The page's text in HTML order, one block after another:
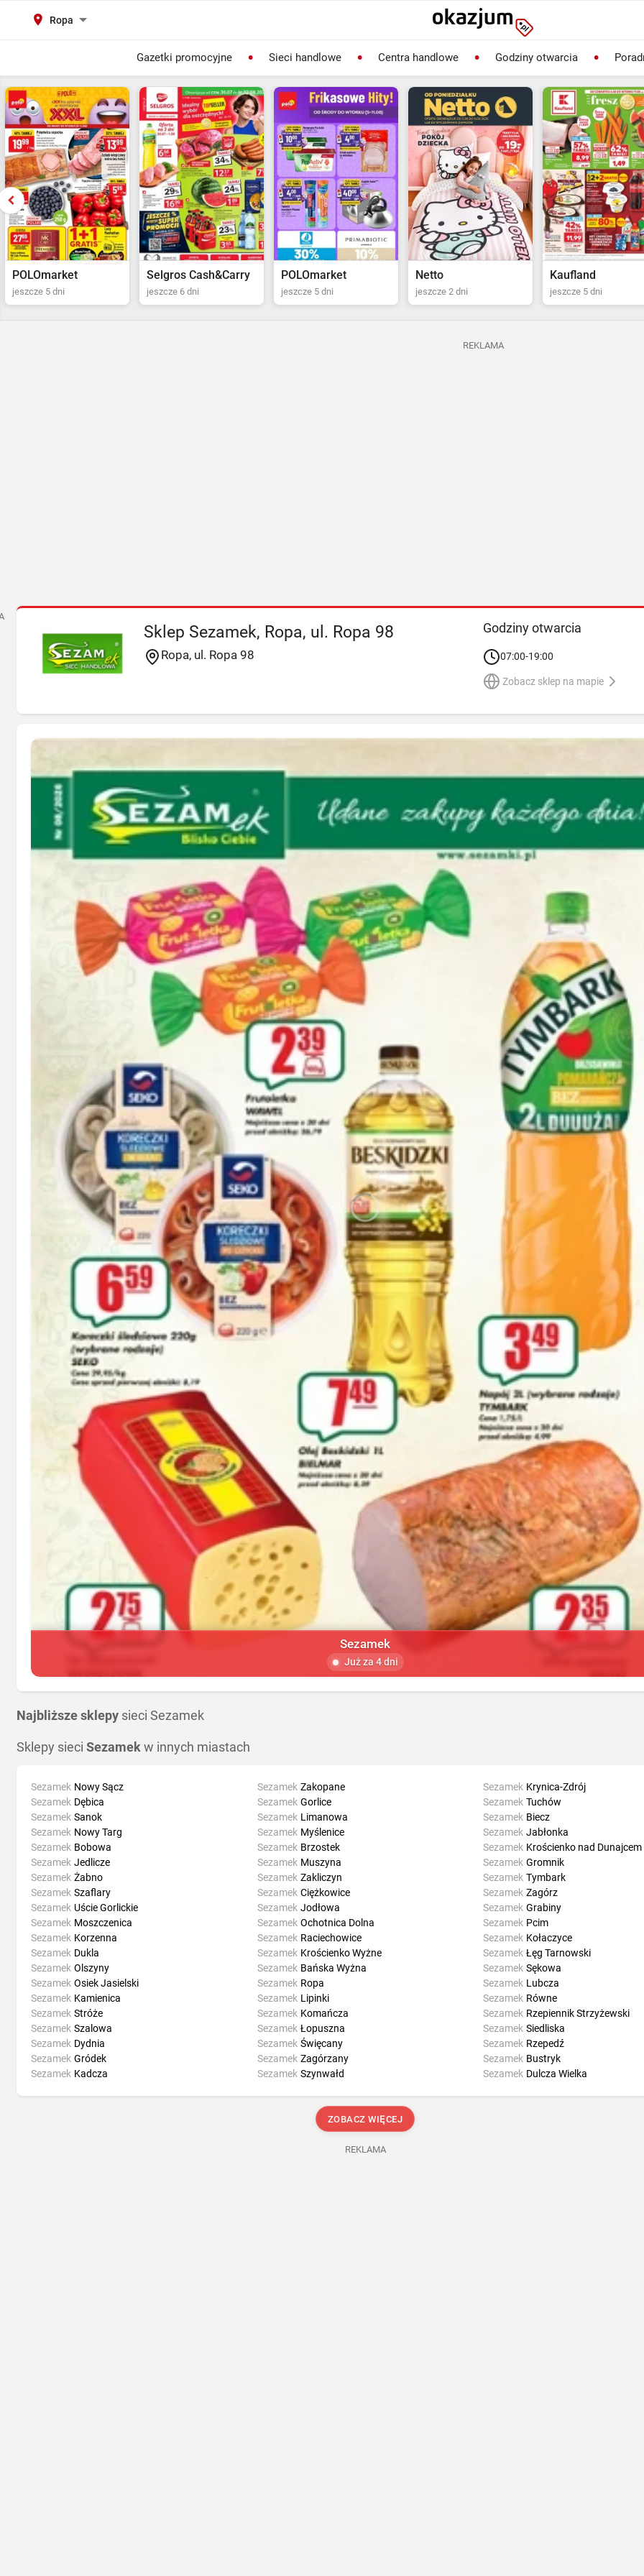
Ropa
Gazetki promocyjne Sieci handlowe Centra handlowe Godziny otwarcia
Selgros Cash&Carry
jeszcze 6 dni
POLOmarket
jeszcze 5 dni
Netto
jeszcze 2 dni
Kaufland
jeszcze 5 dni
Biedronka
jeszcze 2 dni
REKLAMA
Sklep Sezamek, Ropa, ul. Ropa 98
Ropa, ul. Ropa 98
Godziny otwarcia
07:00-19:00
Zobacz sklep na mapie
Sezamek
Już za 4 dni
Najbliższe sklepy sieci Sezamek
Sklepy sieci Sezamek w innych miastach
Sezamek Nowy Sącz
Sezamek Dębica
Sezamek Sanok
Sezamek Nowy Targ
Sezamek Zakopane
Sezamek Gorlice
Sezamek Limanowa
Sezamek Myślenice
Sezamek Krynica-Zdrój
Sezamek Tuchów
Sezamek Biecz
Sezamek Jabłonka
Sezamek Bobowa
Sezamek Jedlicze
Sezamek Żabno
Sezamek Szaflary
Sezamek Brzostek
Sezamek Muszyna
Sezamek Zakliczyn
Sezamek Ciężkowice
Sezamek Krościenko nad Dunajcem
Sezamek Gromnik
Sezamek Tymbark
Sezamek Zagórz
Sezamek Uście Gorlickie
Sezamek Moszczenica
Sezamek Korzenna
Sezamek Dukla
Sezamek Jodłowa
Sezamek Ochotnica Dolna
Sezamek Raciechowice
Sezamek Krościenko Wyżne
Sezamek Grabiny
Sezamek Pcim
Sezamek Kołaczyce
Sezamek Łęg Tarnowski
Sezamek Olszyny
Sezamek Osiek Jasielski
Sezamek Kamienica
Sezamek Stróże
Sezamek Bańska Wyżna
Sezamek Ropa
Sezamek Lipinki
Sezamek Komańcza
Sezamek Sękowa
Sezamek Lubcza
Sezamek Równe
Sezamek Rzepiennik Strzyżewski
Sezamek Szalowa
Sezamek Dydnia
Sezamek Gródek
Sezamek Kadcza
Sezamek Łopuszna
Sezamek Święcany
Sezamek Zagórzany
Sezamek Szynwałd
Sezamek Siedliska
Sezamek Rzepedź
Sezamek Bustryk
Sezamek Dulcza Wielka
ZOBACZ WIĘCEJ
REKLAMA